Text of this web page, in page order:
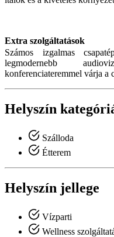
Extra szolgáltatások
Számos izgalmas
legmodernebb
konferenciateremmel várja a
Helyszín
Szálloda
Étterem
Helyszín jellege
Vízparti
Wellness